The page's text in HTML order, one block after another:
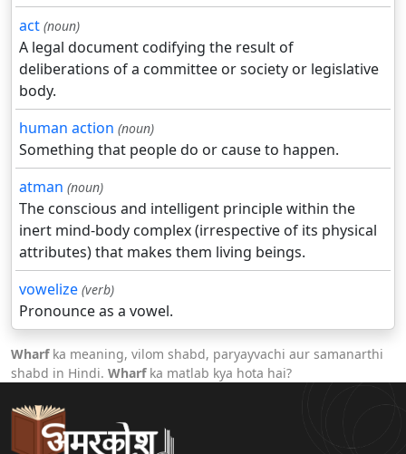
act (noun)
A legal document codifying the result of
deliberations of a committee or society or legislative
body.
human action (noun)
Something that people do or cause to happen.
atman (noun)
The conscious and intelligent principle within the
inert mind-body complex (irrespective of its physical
attributes) that makes them living beings.
vowelize (verb)
Pronounce as a vowel.
Wharfka meaning, vilom shabd, paryayvachi aur samanarthi
shabd in Hindi. Wharfka matlab kya hota hai?